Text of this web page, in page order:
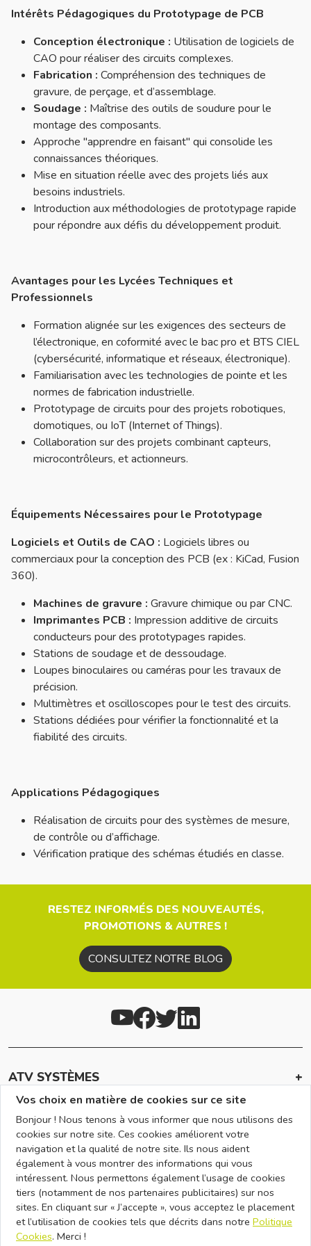
Intérêts Pédagogiques du Prototypage de PCB
Conception électronique : Utilisation de logiciels de
CAO pour réaliser des circuits complexes.
Fabrication : Compréhension des techniques de
gravure, de perçage, et d’assemblage.
Soudage : Maîtrise des outils de soudure pour le
montage des composants.
Approche "apprendre en faisant" qui consolide les
connaissances théoriques.
Mise en situation réelle avec des projets liés aux
besoins industriels.
Introduction aux méthodologies de prototypage rapide
pour répondre aux défis du développement produit.
Avantages pour les Lycées Techniques et
Professionnels
Formation alignée sur les exigences des secteurs de
l’électronique, en coformité avec le bac pro et BTS CIEL
(cybersécurité, informatique et réseaux, électronique).
Familiarisation avec les technologies de pointe et les
normes de fabrication industrielle.
Prototypage de circuits pour des projets robotiques,
domotiques, ou IoT (Internet of Things).
Collaboration sur des projets combinant capteurs,
microcontrôleurs, et actionneurs.
Équipements Nécessaires pour le Prototypage
Logiciels et Outils de CAO : Logiciels libres ou
commerciaux pour la conception des PCB (ex : KiCad, Fusion
360).
Machines de gravure : Gravure chimique ou par CNC.
Imprimantes PCB : Impression additive de circuits
conducteurs pour des prototypages rapides.
Stations de soudage et de dessoudage.
Loupes binoculaires ou caméras pour les travaux de
précision.
Multimètres et oscilloscopes pour le test des circuits.
Stations dédiées pour vérifier la fonctionnalité et la
fiabilité des circuits.
Applications Pédagogiques
Réalisation de circuits pour des systèmes de mesure,
de contrôle ou d’affichage.
Vérification pratique des schémas étudiés en classe.
RESTEZ INFORMÉS DES NOUVEAUTÉS,
PROMOTIONS & AUTRES !
CONSULTEZ NOTRE BLOG
ATV SYSTÈMES
INFOS
EN SAVOIR +
RÉSEAU
NOUS CONTACTER
Contactez-nous Plan d'accès
Vos choix en matière de cookies sur ce site
Bonjour ! Nous tenons à vous informer que nous utilisons des
cookies sur notre site. Ces cookies améliorent votre
navigation et la qualité de notre site. Ils nous aident
également à vous montrer des informations qui vous
intéressent. Nous permettons également l’usage de cookies
tiers (notamment de nos partenaires publicitaires) sur nos
sites. En cliquant sur « J’accepte », vous acceptez le placement
et l’utilisation de cookies tels que décrits dans notre Politique
Cookies. Merci !